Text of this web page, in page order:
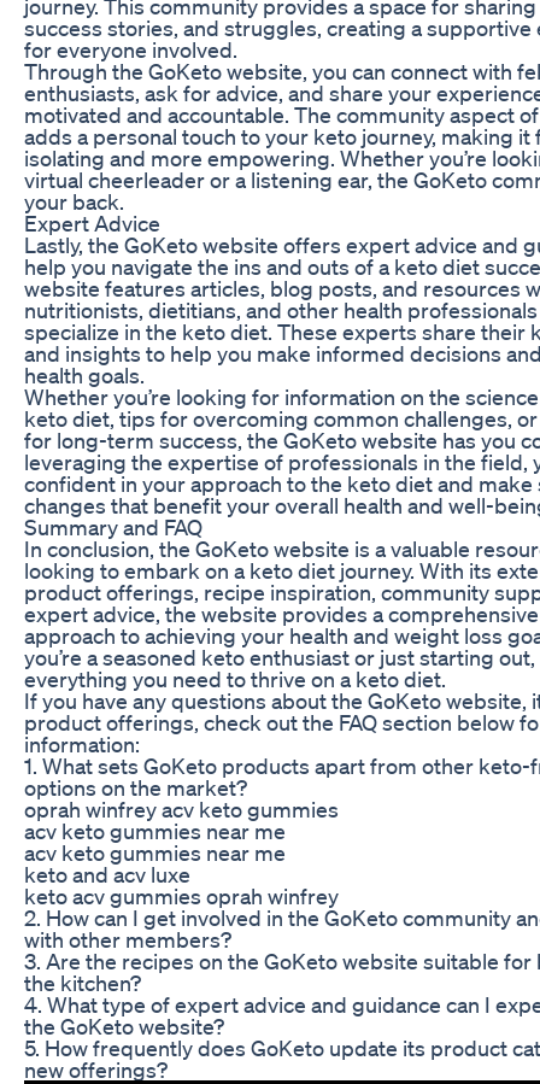
journey. This community provides a space for
success stories, and struggles, creating a
for everyone involved.
Through the GoKeto website, you can connect with
enthusiasts, ask for advice, and share your
motivated and accountable. The community aspect
adds a personal touch to your keto journey, making it
isolating and more empowering. Whether you’re
virtual cheerleader or a listening ear, the GoKeto
your back.
Expert Advice
Lastly, the GoKeto website offers expert advice and
help you navigate the ins and outs of a keto diet
website features articles, blog posts, and resources
nutritionists, dietitians, and other health
specialize in the keto diet. These experts share their
and insights to help you make informed decisions
health goals.
Whether you’re looking for information on the
keto diet, tips for overcoming common challenges,
for long-term success, the GoKeto website has you
leveraging the expertise of professionals in the field,
confident in your approach to the keto diet and make
changes that benefit your overall health and well-
Summary and FAQ
In conclusion, the GoKeto website is a valuable
looking to embark on a keto diet journey. With its
product offerings, recipe inspiration, community
expert advice, the website provides a
approach to achieving your health and weight loss
you’re a seasoned keto enthusiast or just starting
everything you need to thrive on a keto diet.
If you have any questions about the GoKeto website,
product offerings, check out the FAQ section below
information:
1. What sets GoKeto products apart from other keto-
options on the market?
oprah winfrey acv keto gummies
acv keto gummies near me
acv keto gummies near me
keto and acv luxe
keto acv gummies oprah winfrey
2. How can I get involved in the GoKeto community
with other members?
3. Are the recipes on the GoKeto website suitable for
the kitchen?
4. What type of expert advice and guidance can I
the GoKeto website?
5. How frequently does GoKeto update its product
new offerings?